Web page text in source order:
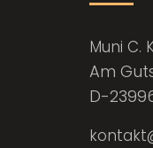
Muni C.
Am
D-